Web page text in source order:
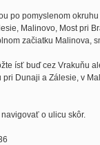
po pomyslenom
Malinovo, Most pri
začiatku Malinova,
ísť buď cez Vrakuňu
pri Dunaji a Zálesie, v
o ulicu skôr.